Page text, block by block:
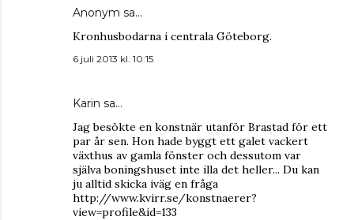
Anonym sa…
Kronhusbodarna i centrala Göteborg.
6 juli 2013 kl. 10:15
Karin sa…
Jag besökte en konstnär utanför Brastad för ett
par år sen. Hon hade byggt ett galet vackert
växthus av gamla fönster och dessutom var
själva boningshuset inte illa det heller... Du kan
ju alltid skicka iväg en fråga
http://www.kvirr.se/konstnaerer?
view=profile&id=133